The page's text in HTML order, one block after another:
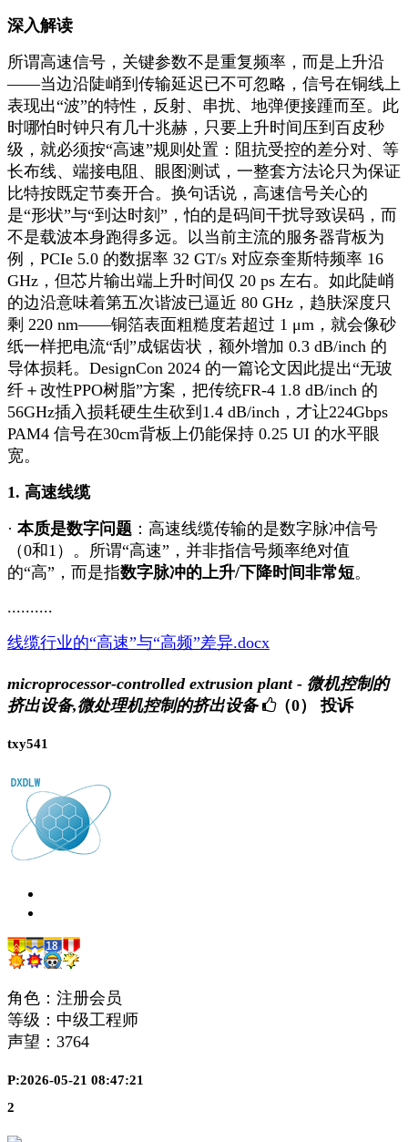
深入解读
所谓高速信号，关键参数不是重复频率，而是上升沿
——当边沿陡峭到传输延迟已不可忽略，信号在铜线上
表现出“波”的特性，反射、串扰、地弹便接踵而至。此
时哪怕时钟只有几十兆赫，只要上升时间压到百皮秒
级，就必须按“高速”规则处置：阻抗受控的差分对、等
长布线、端接电阻、眼图测试，一整套方法论只为保证
比特按既定节奏开合。换句话说，高速信号关心的
是“形状”与“到达时刻”，怕的是码间干扰导致误码，而
不是载波本身跑得多远。以当前主流的服务器背板为
例，PCIe 5.0 的数据率 32 GT/s 对应奈奎斯特频率 16
GHz，但芯片输出端上升时间仅 20 ps 左右。如此陡峭
的边沿意味着第五次谐波已逼近 80 GHz，趋肤深度只
剩 220 nm——铜箔表面粗糙度若超过 1 μm，就会像砂
纸一样把电流“刮”成锯齿状，额外增加 0.3 dB/inch 的
导体损耗。DesignCon 2024 的一篇论文因此提出“无玻
纤＋改性PPO树脂”方案，把传统FR-4 1.8 dB/inch 的
56GHz插入损耗硬生生砍到1.4 dB/inch，才让224Gbps
PAM4 信号在30cm背板上仍能保持 0.25 UI 的水平眼
宽。
1. 高速线缆
· 本质是数字问题 ：高速线缆传输的是数字脉冲信号
（0和1）。所谓“高速”，并非指信号频率绝对值
的“高”，而是指数字脉冲的上升/下降时间非常短。
..........
线缆行业的“高速”与“高频”差异.docx
microprocessor-controlled extrusion plant - 微机控制的
挤出设备,微处理机控制的挤出设备
（0） 投诉
txy541
角色：注册会员
等级：中级工程师
声望： 3764
P:2026-05-21 08:47:21
2